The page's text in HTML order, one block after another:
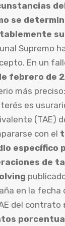
se
Supremo
En un
febrero de
más
es
(TAE)
con el
específico
de
en la fecha
del contrato